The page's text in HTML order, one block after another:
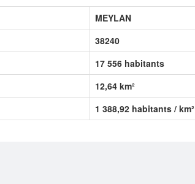
MEYLAN
38240
17 556 habitants
12,64 km²
1 388,92 habitants / km²